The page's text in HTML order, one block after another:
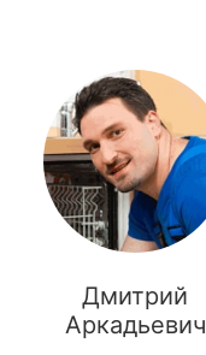
Дмитрий
Аркадьевич